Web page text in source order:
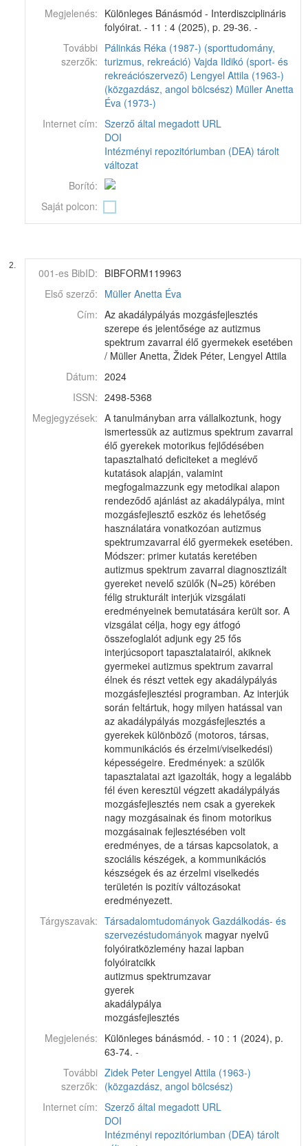
Megjelenés: Különleges Bánásmód - Interdiszciplináris
folyóirat. - 11 : 4 (2025), p. 29-36. -
További
szerzők:
Pálinkás Réka (1987-) (sporttudomány,
turizmus, rekreáció) Vajda Ildikó (sport- és
rekreációszervező) Lengyel Attila (1963-)
(közgazdász, angol bölcsész) Müller Anetta
Éva (1973-)
Internet cím: Szerző által megadott URL
DOI
Intézményi repozitóriumban (DEA) tárolt
változat
Borító:
Saját polcon:
2.
001-es BibID: BIBFORM119963
Első szerző: Müller Anetta Éva
Cím: Az akadálypályás mozgásfejlesztés
szerepe és jelentősége az autizmus
spektrum zavarral élő gyermekek esetében
/ Müller Anetta, Židek Péter, Lengyel Attila
Dátum: 2024
ISSN: 2498-5368
Megjegyzések: A tanulmányban arra vállalkoztunk, hogy
ismertessük az autizmus spektrum zavarral
élő gyerekek motorikus fejlődésében
tapasztalható deficiteket a meglévő
kutatások alapján, valamint
megfogalmazzunk egy metodikai alapon
rendeződő ajánlást az akadálypálya, mint
mozgásfejlesztő eszköz és lehetőség
használatára vonatkozóan autizmus
spektrumzavarral élő gyermekek esetében.
Módszer: primer kutatás keretében
autizmus spektrum zavarral diagnosztizált
gyereket nevelő szülők (N=25) körében
félig strukturált interjúk vizsgálati
eredményeinek bemutatására került sor. A
vizsgálat célja, hogy egy átfogó
összefoglalót adjunk egy 25 fős
interjúcsoport tapasztalatairól, akiknek
gyermekei autizmus spektrum zavarral
élnek és részt vettek egy akadálypályás
mozgásfejlesztési programban. Az interjúk
során feltártuk, hogy milyen hatással van
az akadálypályás mozgásfejlesztés a
gyerekek különböző (motoros, társas,
kommunikációs és érzelmi/viselkedési)
képességeire. Eredmények: a szülők
tapasztalatai azt igazolták, hogy a legalább
fél éven keresztül végzett akadálypályás
mozgásfejlesztés nem csak a gyerekek
nagy mozgásainak és finom motorikus
mozgásainak fejlesztésében volt
eredményes, de a társas kapcsolatok, a
szociális készégek, a kommunikációs
készségek és az érzelmi viselkedés
területén is pozitív változásokat
eredményezett.
Tárgyszavak: Társadalomtudományok Gazdálkodás- és
szervezéstudományok magyar nyelvű
folyóiratközlemény hazai lapban
folyóiratcikk
autizmus spektrumzavar
gyerek
akadálypálya
mozgásfejlesztés
Megjelenés: Különleges bánásmód. - 10 : 1 (2024), p.
63-74. -
További
szerzők:
Zidek Peter Lengyel Attila (1963-)
(közgazdász, angol bölcsész)
Internet cím: Szerző által megadott URL
DOI
Intézményi repozitóriumban (DEA) tárolt